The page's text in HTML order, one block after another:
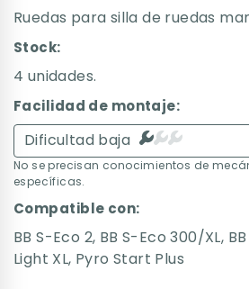
Ruedas para silla de ruedas
Stock:
4 unidades.
Facilidad de montaje:
Dificultad baja
No se precisan conocimientos de
específicas.
Compatible con:
BB S-Eco 2, BB S-Eco 300/XL,
Light XL, Pyro Start Plus